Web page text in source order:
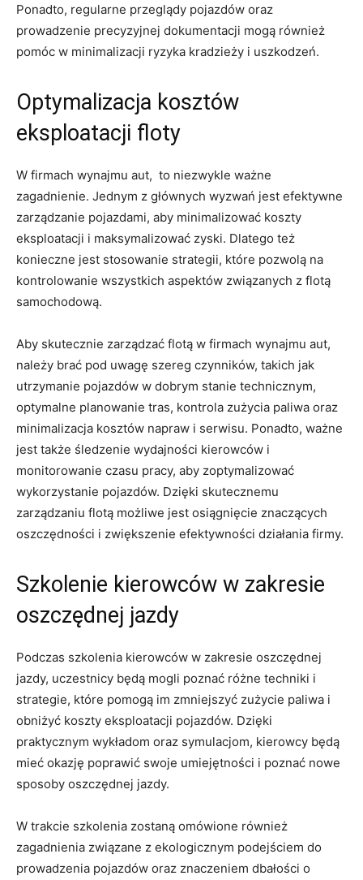
Ponadto, regularne przeglądy pojazdów oraz
prowadzenie precyzyjnej ‌dokumentacji ‍mogą również
pomóc w minimalizacji ryzyka kradzieży i uszkodzeń.
Optymalizacja kosztów‌
eksploatacji floty
W firmach wynajmu aut, ​ to niezwykle ważne‍
zagadnienie. Jednym z głównych wyzwań jest efektywne
zarządzanie pojazdami, aby minimalizować koszty
eksploatacji i maksymalizować zyski. Dlatego też
konieczne jest stosowanie strategii, które pozwolą na
kontrolowanie wszystkich aspektów związanych​ z⁢ flotą
samochodową.
Aby skutecznie zarządzać flotą ⁤w firmach wynajmu aut,
należy brać pod uwagę szereg czynników, ⁣takich jak
utrzymanie pojazdów w dobrym stanie technicznym,
optymalne planowanie tras, kontrola zużycia paliwa oraz
minimalizacja kosztów napraw i serwisu. Ponadto, ważne
jest także‍ śledzenie wydajności kierowców i
monitorowanie​ czasu pracy, aby zoptymalizować
wykorzystanie pojazdów. ​Dzięki skutecznemu
zarządzaniu flotą możliwe jest osiągnięcie znaczących
oszczędności‌ i zwiększenie efektywności działania firmy.
Szkolenie kierowców‌ w zakresie
oszczędnej jazdy
Podczas szkolenia kierowców ⁣w zakresie oszczędnej
jazdy, uczestnicy będą mogli poznać różne⁣ techniki i
strategie,‍ które pomogą ⁢im zmniejszyć zużycie paliwa⁤ i
obniżyć‍ koszty eksploatacji pojazdów. Dzięki
praktycznym wykładom oraz symulacjom, kierowcy będą
⁢mieć ‍okazję poprawić swoje umiejętności i poznać nowe
sposoby‌ oszczędnej jazdy.
W trakcie szkolenia zostaną omówione również
zagadnienia związane z⁣ ekologicznym podejściem do
prowadzenia pojazdów​ oraz znaczeniem dbałości o